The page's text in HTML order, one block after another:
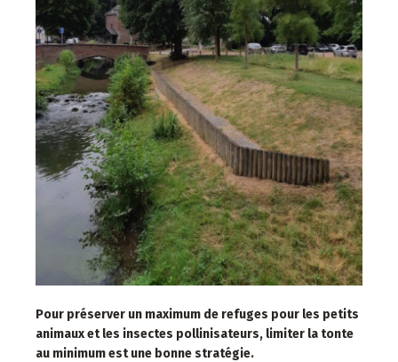
Pour préserver un maximum de refuges pour les petits
animaux et les insectes pollinisateurs, limiter la tonte
au minimum est une bonne stratégie.